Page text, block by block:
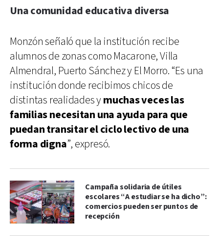
Una comunidad educativa diversa
Monzón señaló que la institución recibe
alumnos de zonas como Macarone, Villa
Almendral, Puerto Sánchez y El Morro. “Es una
institución donde recibimos chicos de
distintas realidades ymuchas veces las
familias necesitan una ayuda para que
puedan transitar el ciclo lectivo de una
forma digna”, expresó.
Campaña solidaria de útiles
escolares “A estudiar se ha dicho”:
comercios pueden ser puntos de
recepción